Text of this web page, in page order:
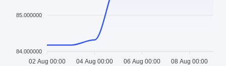
85.000000
84.000000
02 Aug 00:00 04 Aug 00:00 06 Aug 00:00 08 Aug 00:00